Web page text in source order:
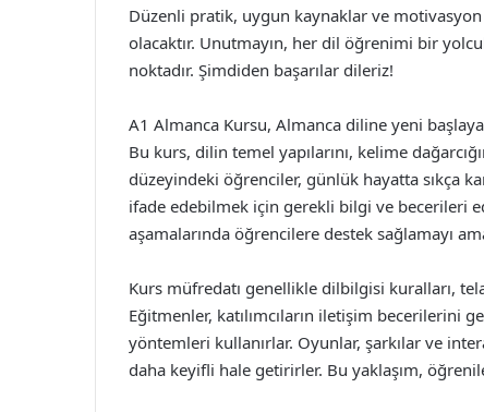
Düzenli pratik, uygun kaynaklar ve
olacaktır. Unutmayın, her dil öğrenimi bir
noktadır. Şimdiden başarılar dileriz!
A1 Almanca Kursu, Almanca diline yeni
Bu kurs, dilin temel yapılarını, kelime
düzeyindeki öğrenciler, günlük hayatta sıkça
ifade edebilmek için gerekli bilgi ve becerileri
aşamalarında öğrencilere destek sağlamayı
Kurs müfredatı genellikle dilbilgisi kuralları,
Eğitmenler, katılımcıların iletişim becerilerini
yöntemleri kullanırlar. Oyunlar, şarkılar ve
daha keyifli hale getirirler. Bu yaklaşım,